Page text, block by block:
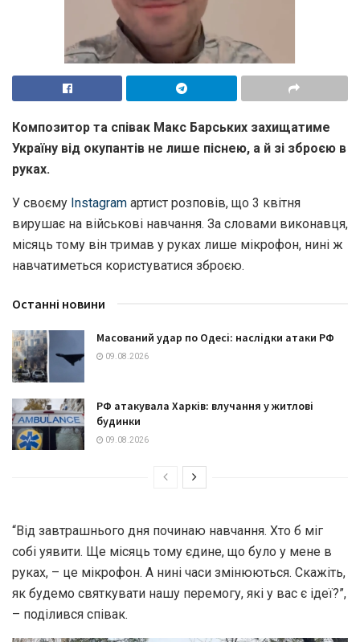
Композитор та співак Макс Барських захищатиме
Україну від окупантів не лише піснею, а й зі зброєю в
руках.
У своєму Instagram артист розповів, що 3 квітня
вирушає на військові навчання. За словами виконавця,
місяць тому він тримав у руках лише мікрофон, нині ж
навчатиметься користуватися зброєю.
Останні новини
Масований удар по Одесі: наслідки атаки РФ
09.08.2026
РФ атакувала Харків: влучання у житлові
будинки
09.08.2026
“Від завтрашнього дня починаю навчання. Хто б міг
собі уявити. Ще місяць тому єдине, що було у мене в
руках, – це мікрофон. А нині часи змінюються. Скажіть,
як будемо святкувати нашу перемогу, які у вас є ідеї?”,
– поділився співак.